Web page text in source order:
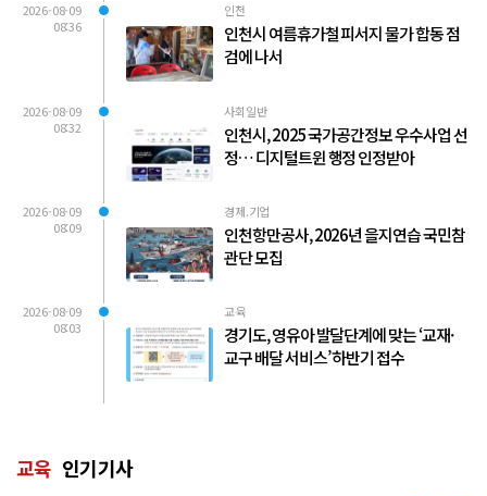
2026-08-09
08:36
인천
인천시 여름휴가철 피서지 물가 합동 점
검에 나서
2026-08-09
08:32
사회일반
인천시, 2025 국가공간정보 우수사업 선
정… 디지털트윈 행정 인정받아
2026-08-09
08:09
경제.기업
인천항만공사, 2026년 을지연습 국민참
관단 모집
2026-08-09
08:03
교육
경기도, 영유아 발달단계에 맞는 ‘교재·
교구 배달 서비스’ 하반기 접수
교육 인기기사